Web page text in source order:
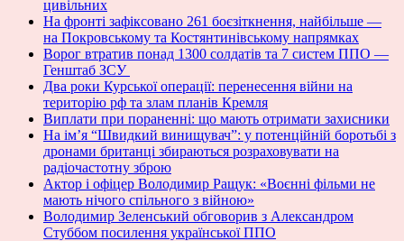
цивільних
На фронті зафіксовано 261 боєзіткнення, найбільше —
на Покровському та Костянтинівському напрямках
Ворог втратив понад 1300 солдатів та 7 систем ППО —
Генштаб ЗСУ
Два роки Курської операції: перенесення війни на
територію рф та злам планів Кремля
Виплати при пораненні: що мають отримати захисники
На ім’я “Швидкий винищувач”: у потенційній боротьбі з
дронами британці збираються розраховувати на
радіочастотну зброю
Актор і офіцер Володимир Ращук: «Воєнні фільми не
мають нічого спільного з війною»
Володимир Зеленський обговорив з Александром
Стуббом посилення української ППО